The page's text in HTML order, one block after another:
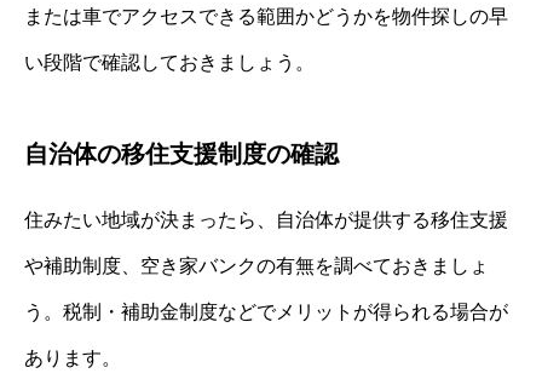
または車でアクセスできる範囲かどうかを物件探しの早
い段階で確認しておきましょう。
自治体の移住支援制度の確認
住みたい地域が決まったら、自治体が提供する移住支援
や補助制度、空き家バンクの有無を調べておきましょ
う。税制・補助金制度などでメリットが得られる場合が
あります。